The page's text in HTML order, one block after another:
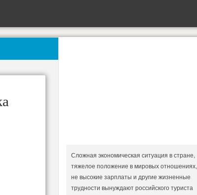
Сложная экономическая ситуация в стране,
тяжелое положение в мировых отношениях,
не высокие зарплаты и другие жизненные
трудности вынуждают российского туриста